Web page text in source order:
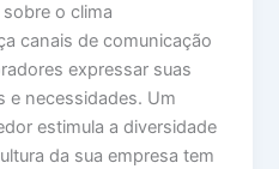
o clima
canais de comunicação
expressar suas
e necessidades. Um
estimula a diversidade
da sua empresa tem